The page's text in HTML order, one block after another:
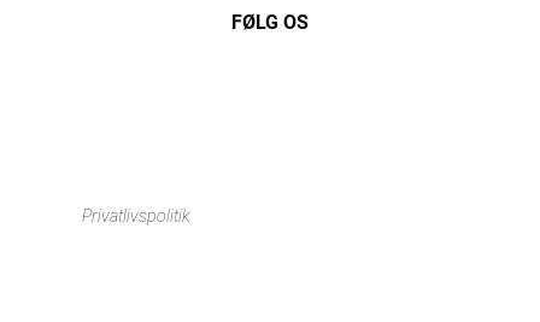
FØLG OS
Privatlivspolitik